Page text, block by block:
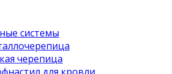
системы
черепица